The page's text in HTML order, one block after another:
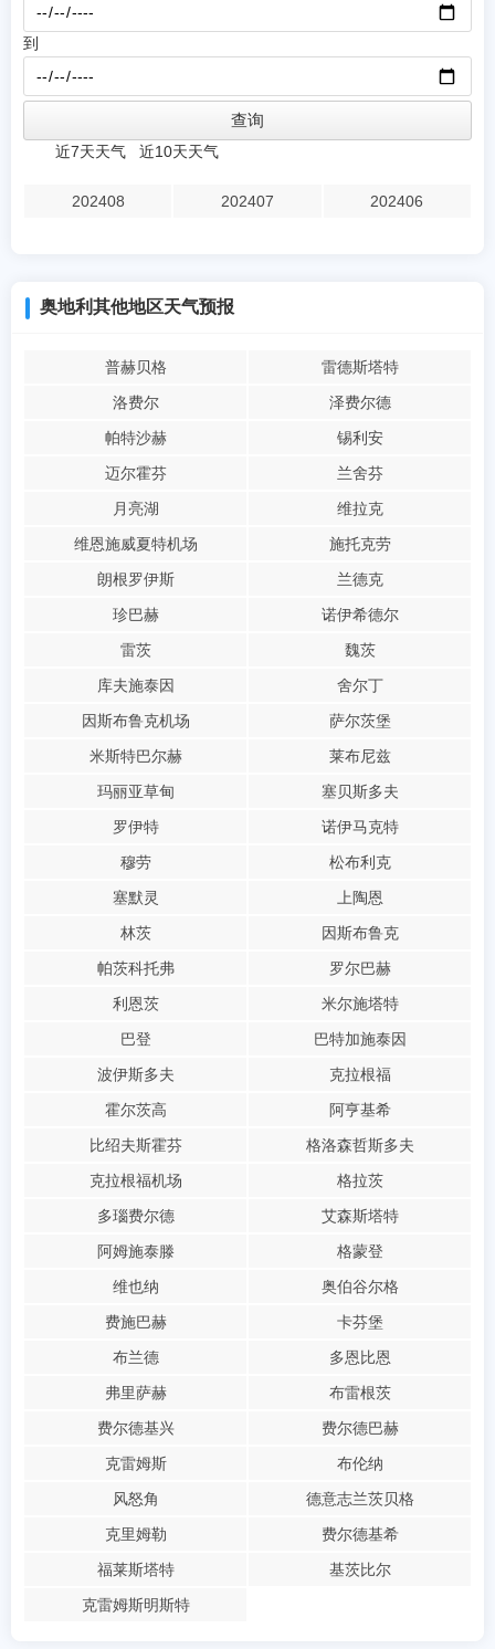
到
近7天天气 近10天天气
202408 202407 202406
奥地利其他地区天气预报
普赫贝格
雷德斯塔特
洛费尔
泽费尔德
帕特沙赫
锡利安
迈尔霍芬
兰舍芬
月亮湖
维拉克
维恩施威夏特机场
施托克劳
朗根罗伊斯
兰德克
珍巴赫
诺伊希德尔
雷茨
魏茨
库夫施泰因
舍尔丁
因斯布鲁克机场
萨尔茨堡
米斯特巴尔赫
莱布尼兹
玛丽亚草甸
塞贝斯多夫
罗伊特
诺伊马克特
穆劳
松布利克
塞默灵
上陶恩
林茨
因斯布鲁克
帕茨科托弗
罗尔巴赫
利恩茨
米尔施塔特
巴登
巴特加施泰因
波伊斯多夫
克拉根福
霍尔茨高
阿亨基希
比绍夫斯霍芬
格洛森哲斯多夫
克拉根福机场
格拉茨
多瑙费尔德
艾森斯塔特
阿姆施泰滕
格蒙登
维也纳
奥伯谷尔格
费施巴赫
卡芬堡
布兰德
多恩比恩
弗里萨赫
布雷根茨
费尔德基兴
费尔德巴赫
克雷姆斯
布伦纳
风怒角
德意志兰茨贝格
克里姆勒
费尔德基希
福莱斯塔特
基茨比尔
克雷姆斯明斯特